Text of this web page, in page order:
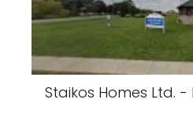
Staikos Homes Ltd. -